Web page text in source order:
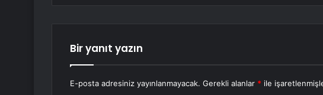
Bir yanıt yazın
E-posta adresiniz yayınlanmayacak. Gerekli alanlar * ile